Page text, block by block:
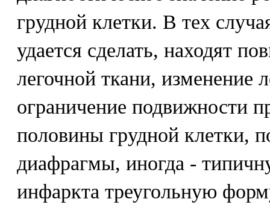
грудной клетки. В тех
удается сделать, находят
легочной ткани, изменение
ограничение подвижности
половины грудной клетки,
диафрагмы, иногда -
инфаркта треугольную